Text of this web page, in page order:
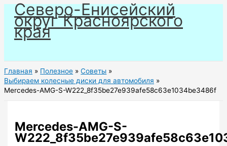
Перейти
содержимому
Северо-Енисейский
округ Красноярского
края
Главная Полезное
Советы
Выбираем колесные диски для автомобиля
Mercedes-AMG-S-W222_8f35be27e939afe58c63e1034be3486f
Mercedes-AMG-S-